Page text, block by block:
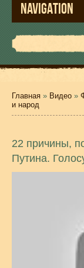
NAVIGATION
Главная » Видео »
и народ
22 причины,
Путина.